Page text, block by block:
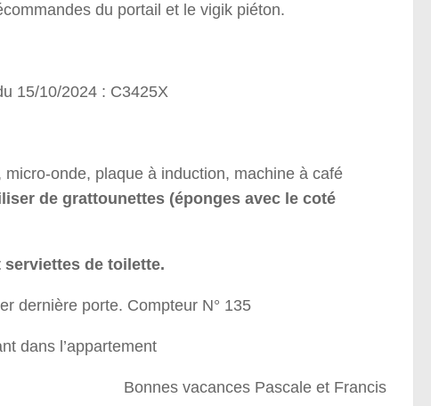
du portail et le vigik piéton.
15/10/2024 : C3425X
onde, plaque à induction, machine à café
de grattounettes (éponges avec le coté
serviettes de toilette.
dernière porte. Compteur N° 135
dans l’appartement
Bonnes vacances Pascale et Francis